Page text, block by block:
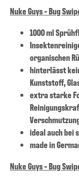
Nuke Guys - Bug
1000 ml
organischen
hinterlässt
Kunststoff,
extra starke
ideal auch bei
made in
Nuke Guys - Bug